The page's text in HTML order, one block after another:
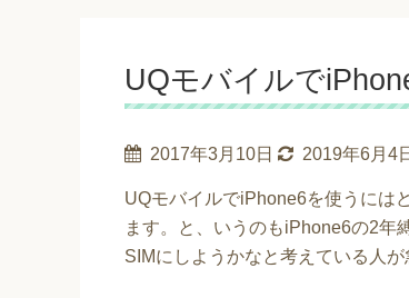
UQモバイルで
2017年3月10日 2019年6月4
UQモバイルでiPhone6を使うには
ます。と、いうのもiPhone6の2年
SIMにしようかなと考えている人